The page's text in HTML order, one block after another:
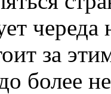
за
более